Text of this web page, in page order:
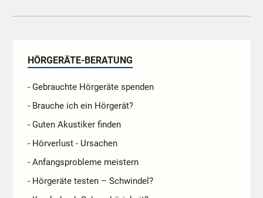
HÖRGERÄTE-BERATUNG
- Gebrauchte Hörgeräte spenden
- Brauche ich ein Hörgerät?
- Guten Akustiker finden
- Hörverlust - Ursachen
- Anfangsprobleme meistern
- Hörgeräte testen – Schwindel?